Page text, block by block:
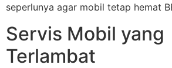
seperlunya agar mobil tetap hemat
Servis Mobil yang
Terlambat